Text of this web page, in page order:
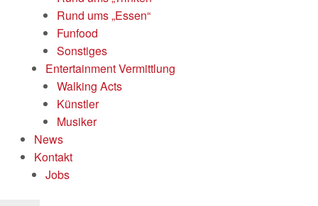
Rund ums „Essen“
Funfood
Sonstiges
Entertainment Vermittlung
Walking Acts
Künstler
Musiker
News
Kontakt
Jobs